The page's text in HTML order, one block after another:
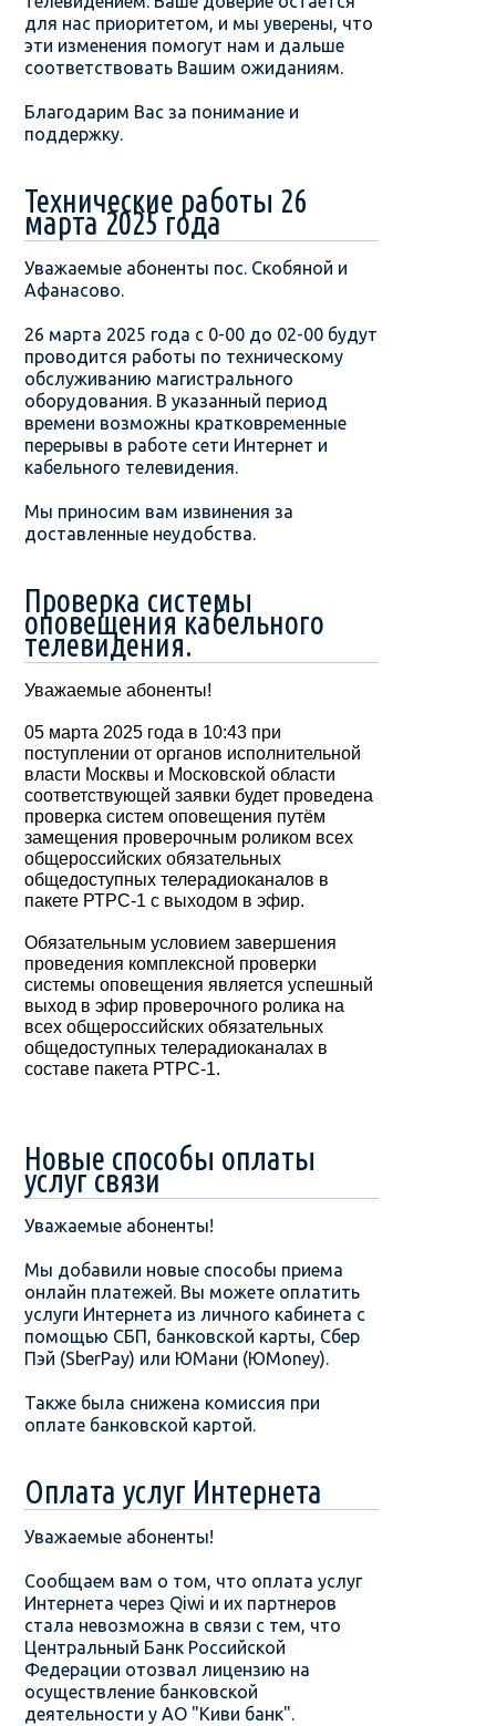
для нас приоритетом, и мы уверены, что
эти изменения помогут нам и дальше
соответствовать Вашим ожиданиям.
Благодарим Вас за понимание и
поддержку.
Технические работы 26
марта 2025 года
Уважаемые абоненты пос. Скобяной и
Афанасово.
26 марта 2025 года с 0-00 до 02-00 будут
проводится работы по техническому
обслуживанию магистрального
оборудования. В указанный период
времени возможны кратковременные
перерывы в работе сети Интернет и
кабельного телевидения.
Мы приносим вам извинения за
доставленные неудобства.
Проверка системы
оповещения кабельного
телевидения.
Уважаемые абоненты!
05 марта 2025 года в 10:43 при
поступлении от органов исполнительной
власти Москвы и Московской области
соответствующей заявки будет проведена
проверка систем оповещения путём
замещения проверочным роликом всех
общероссийских обязательных
общедоступных телерадиоканалов в
пакете РТРС-1 с выходом в эфир.
Обязательным условием завершения
проведения комплексной проверки
системы оповещения является успешный
выход в эфир проверочного ролика на
всех общероссийских обязательных
общедоступных телерадиоканалах в
составе пакета РТРС-1.
Новые способы оплаты
услуг связи
Уважаемые абоненты!
Мы добавили новые способы приема
онлайн платежей. Вы можете оплатить
услуги Интернета из личного кабинета с
помощью СБП, банковской карты, Сбер
Пэй (SberPay) или ЮМани (ЮMoney).
Также была снижена комиссия при
оплате банковской картой.
Оплата услуг Интернета
Уважаемые абоненты!
Сообщаем вам о том, что оплата услуг
Интернета через Qiwi и их партнеров
стала невозможна в связи с тем, что
Центральный Банк Российской
Федерации отозвал лицензию на
осуществление банковской
деятельности у АО "Киви банк".